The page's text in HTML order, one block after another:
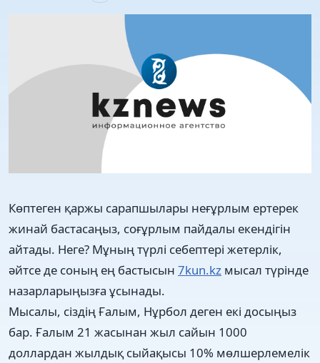
Көптеген қаржы сарапшылары неғұрлым ертерек
жинай бастасаңыз, соғұрлым пайдалы екендігін
айтады. Неге? Мұның түрлі себептері жетерлік,
әйтсе де соның ең бастысын 7kun.kz мысал түрінде
назарларыңызға ұсынады.
Мысалы, сіздің Ғалым, Нұрбол деген екі досыңыз
бар. Ғалым 21 жасынан жыл сайын 1000
доллардан жылдық сыйақысы 10% мөлшерлемелік